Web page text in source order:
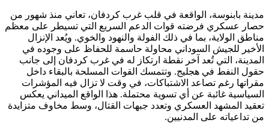
مدينة بابنوسة، الواقعة في قلب غرب كردفان، تعاني منذ شهور من
حصار عسكري فرضته قوات الدعم السريع التي تسيطر على معظم
مناطق الولاية، بما في ذلك الفولة والنهود والخوي. ويُعد الإنزال
الأخير للجيش السوداني محاولة حاسمة للحفاظ على وجوده في
المدينة، التي تُعد آخر نقطة ارتكاز له في غرب كردفان إلى جانب
حقول النفط في هجليج. وتتمسك القوات المسلحة بالبقاء داخل
مقراتها رغم تصاعد الاشتباكات، في وقت لا تزال فيه المؤشرات
السياسية غائبة عن أي تسوية محتملة. هذا الواقع الميداني يعكس
تعقيد المشهد العسكري وتعدد جبهات القتال، وسط مخاوف متزايدة
من تداعياته على المدنيين.